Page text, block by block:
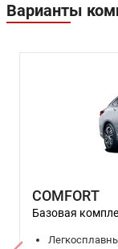
Варианты
COMFORT
Базовая